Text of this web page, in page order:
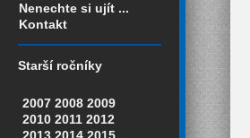
Nenechte si ujít ...
Kontakt
Starší ročníky
2007 2008 2009
2010 2011 2012
2013 2014 2015